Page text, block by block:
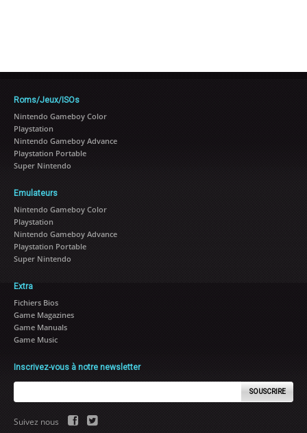
Roms/Jeux/ISOs
Nintendo Gameboy Color
Playstation
Nintendo Gameboy Advance
Playstation Portable
Super Nintendo
Emulateurs
Nintendo Gameboy Color
Playstation
Nintendo Gameboy Advance
Playstation Portable
Super Nintendo
Extra
Fichiers Bios
Game Magazines
Game Manuals
Game Music
Inscrivez-vous à notre newsletter
SOUSCRIRE
Suivez nous